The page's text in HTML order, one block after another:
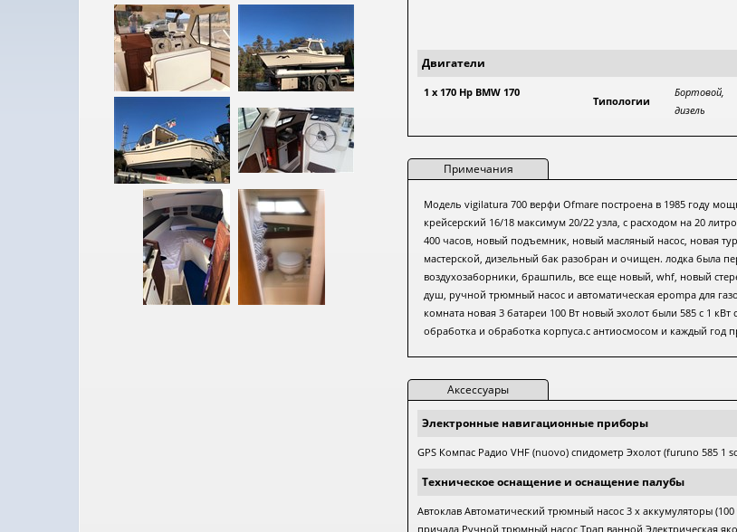
Двигатели
1 x 170 Hp BMW 170
Типологии
Бортовой,
дизель
Примечания
Модель vigilatura 700 верфи Ofmare построена в 1985 году
крейсерский 16/18 максимум 20/22 узла, с расходом на 20
400 часов, новый подъемник, новый масляный насос, новая
мастерской, дизельный бак разобран и очищен. лодка была
воздухозаборники, брашпиль, все еще новый, whf, новый
душ, ручной трюмный насос и автоматическая epompa для
комната новая 3 батареи 100 Вт новый эхолот были 585 с 1
обработка и обработка корпуса.с антиосмосом и каждый
Аксессуары
Электронные навигационные приборы
GPS Компас Радио VHF (nuovo) спидометр Эхолот (furuno 585 1
Техническое оснащение и оснащение палубы
Автоклав Автоматический трюмный насос 3 x аккумуляторы
причала Ручной трюмный насос Трап ванной Электрическая